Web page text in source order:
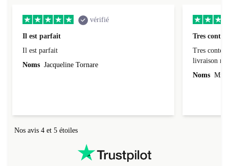
vérifié
Il est parfait
Il est parfait
Noms Jacqueline Tornare
Tres
Tres
Noms
Nos avis 4 et 5 étoiles